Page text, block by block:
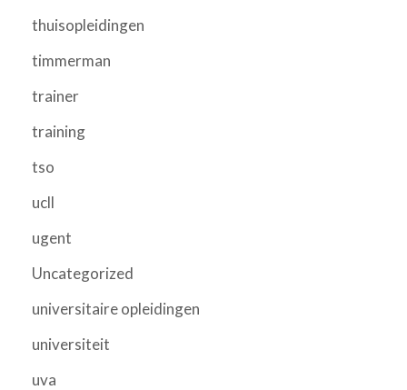
thuisopleidingen
timmerman
trainer
training
tso
ucll
ugent
Uncategorized
universitaire opleidingen
universiteit
uva